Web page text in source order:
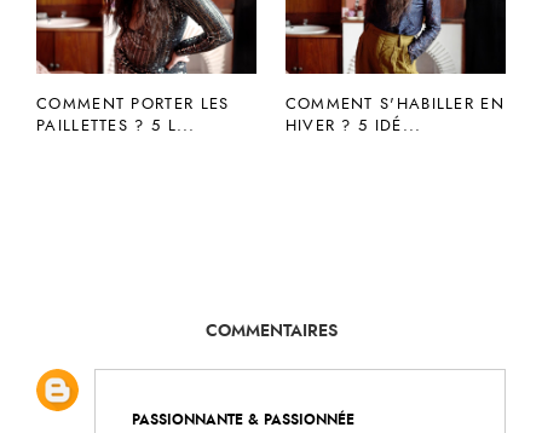
COMMENT PORTER LES
PAILLETTES ? 5 L...
COMMENT S'HABILLER EN
HIVER ? 5 IDÉ...
COMMENTAIRES
PASSIONNANTE & PASSIONNÉE